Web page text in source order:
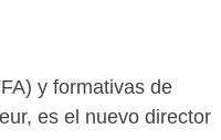
y formativas de
es el nuevo director